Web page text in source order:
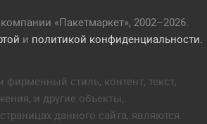
«Пакетмаркет», 2002–2026.
и политикой конфиденциальности.
стиль, контент, текст,
и другие объекты,
данного сайта, являются